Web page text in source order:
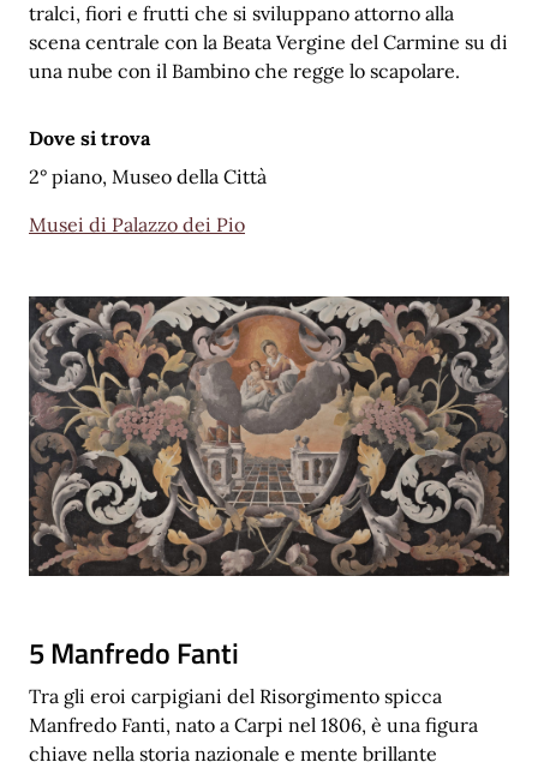
tralci, fiori e frutti che si sviluppano attorno alla
scena centrale con la Beata Vergine del Carmine su di
una nube con il Bambino che regge lo scapolare.
Dove si trova
2° piano, Museo della Città
Musei di Palazzo dei Pio
5 Manfredo Fanti
Tra gli eroi carpigiani del Risorgimento spicca
Manfredo Fanti, nato a Carpi nel 1806, è una figura
chiave nella storia nazionale e mente brillante